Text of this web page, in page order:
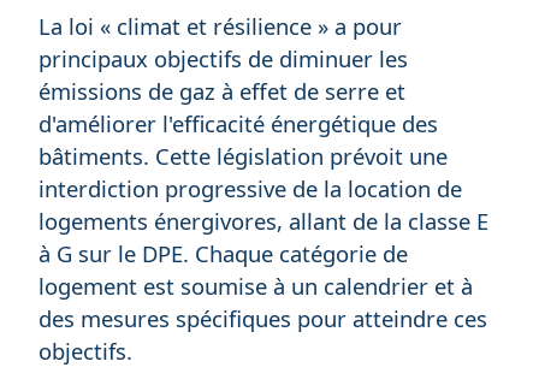
La loi « climat et résilience » a pour
principaux objectifs de diminuer les
émissions de gaz à effet de serre et
d'améliorer l'efficacité énergétique des
bâtiments. Cette législation prévoit une
interdiction progressive de la location de
logements énergivores, allant de la classe E
à G sur le DPE. Chaque catégorie de
logement est soumise à un calendrier et à
des mesures spécifiques pour atteindre ces
objectifs.